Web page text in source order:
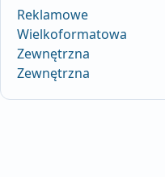
Reklamowe
Wielkoformatowa
Zewnętrzna
Zewnętrzna